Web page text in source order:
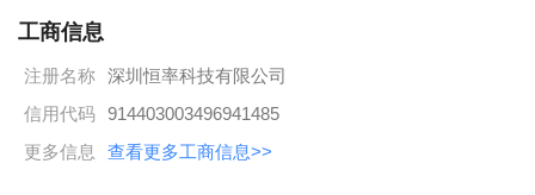
工商信息
注册名称 深圳恒率科技有限公司
信用代码 914403003496941485
更多信息
查看更多工商信息>>